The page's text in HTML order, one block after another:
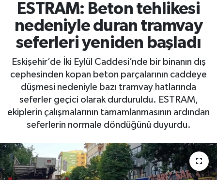
ESTRAM: Beton tehlikesi
nedeniyle duran tramvay
seferleri yeniden başladı
Eskişehir’de İki Eylül Caddesi’nde bir binanın dış
cephesinden kopan beton parçalarının caddeye
düşmesi nedeniyle bazı tramvay hatlarında
seferler geçici olarak durduruldu. ESTRAM,
ekiplerin çalışmalarının tamamlanmasının ardından
seferlerin normale döndüğünü duyurdu.
Spor
Eğitim
Ekonomi
Sağlık
Yaşam
Resmi ilanlar
TFF 3.Lig 4.Grup Puan Durumu ve Fikstür
Tüm Manşetler
Son Dakika Haberleri
Haber Arşivi